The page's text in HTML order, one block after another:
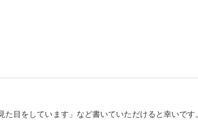
目をしています」など書いていただけると幸いです。